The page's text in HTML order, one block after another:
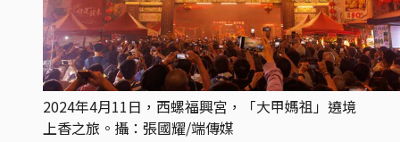
2024年4月11日，西螺福興宮，「大甲媽祖」遶境
上香之旅。攝：張國耀/端傳媒